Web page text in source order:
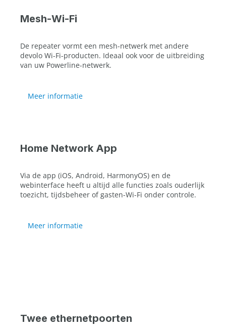
Mesh-Wi-Fi
De repeater vormt een mesh-netwerk met andere
devolo Wi-Fi-producten. Ideaal ook voor de uitbreiding
van uw Powerline-netwerk.
Meer informatie
Home Network App
Via de app (iOS, Android, HarmonyOS) en de
webinterface heeft u altijd alle functies zoals ouderlijk
toezicht, tijdsbeheer of gasten-Wi-Fi onder controle.
Meer informatie
Twee ethernetpoorten